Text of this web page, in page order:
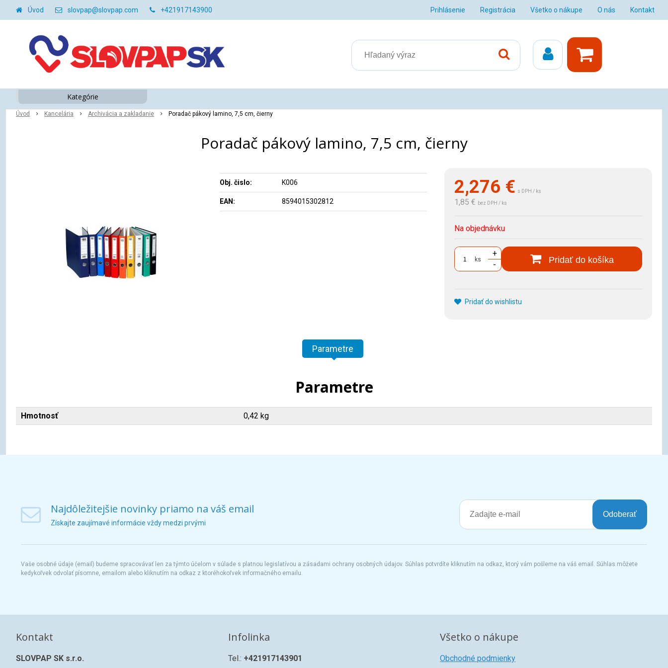
Úvod slovpap@slovpap.com +421917143900 Prihlásenie Registrácia Všetko o nákupe O nás Kontakt
Úvod Kancelária Archivácia a zakladanie Poradač pákový lamino, 7,5 cm, čierny
Poradač pákový lamino, 7,5 cm, čierny
2,276 € s DPH / ks
1,85 € bez DPH / ks
Na objednávku
ks
+
-
Pridať do košíka
Pridať do wishlistu
Obj. čislo: K006
EAN: 8594015302812
Parametre
Parametre
Hmotnosť 0,42 kg
Kategórie
Najdôležitejšie novinky priamo na váš email
Získajte zaujímavé informácie vždy medzi prvými
Odoberať
Vaše osobné údaje (email) budeme spracovávať len za týmto účelom v súlade s platnou legislatívou a zásadami ochrany osobných údajov. Súhlas potvrdíte kliknutím na odkaz, ktorý vám pošleme na váš email. Súhlas môžete
kedykoľvek odvolať písomne, emailom alebo kliknutím na odkaz z ktoréhokoľvek informačného emailu.
Kontakt
SLOVPAP SK s.r.o.
Infolinka
Tel.: +421917143901
Všetko o nákupe
Obchodné podmienky